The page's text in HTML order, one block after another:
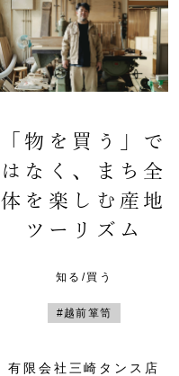
「物を買う」で
はなく、まち全
体を楽しむ産地
ツーリズム
知る/買う
#越前箪笥
有限会社三崎タンス店